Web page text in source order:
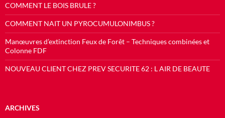
COMMENT LE BOIS BRULE ?
COMMENT NAIT UN PYROCUMULONIMBUS ?
Manœuvres d’extinction Feux de Forêt – Techniques combinées et
Colonne FDF
NOUVEAU CLIENT CHEZ PREV SECURITE 62 : L AIR DE BEAUTE
ARCHIVES